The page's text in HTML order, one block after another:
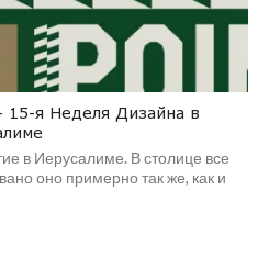
я Неделя Дизайна в
в Иерусалиме. В столице все
оно примерно так же, как и